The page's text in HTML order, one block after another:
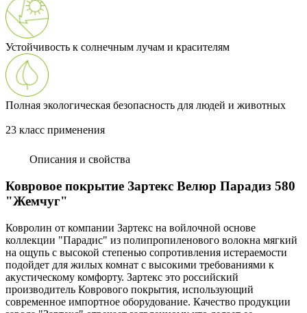
Устойчивость к солнечным лучам и красителям
Полная экологическая безопасность для людей и животных
23 класс применения
Описания и свойства
Ковровое покрытие Зартекс Велюр Парадиз 580
"Жемчуг"
Ковролин от компании Зартекс на войлочной основе
коллекции "Парадис" из полипропиленового волокна мягкий
на ощупь с высокой степенью сопротивления истераемости
подойдет для жилых комнат с высокими требованиями к
акустическому комфорту. Зартекс это российский
производитель Коврового покрытия, использующий
современное импортное оборудование. Качество продукции